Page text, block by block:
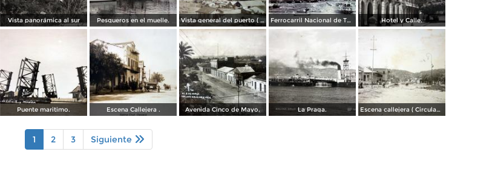
Vista panorámica al sur Pesqueros en el muelle. Vista general del puerto ( Circulada el 31 de Abril de 1919 ). Ferrocarril Nacional de Tehuantepec Hotel y Calle.
Puente maritimo. Escena Callejera . Avenida Cinco de Mayo. La Praga. Escena callejera ( Circulada el 29 de Octubre de 1922 ).
1 2 3 Siguiente